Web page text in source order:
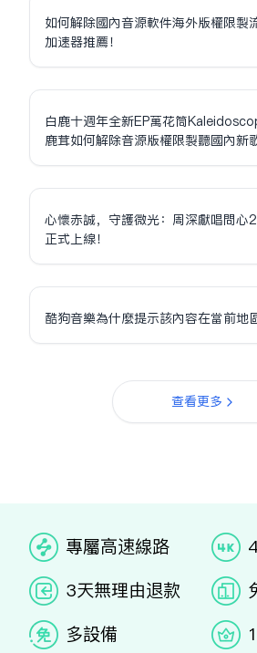
如何解除國內音源軟件海外版權限制
加速器推薦！
白鹿十週年全新EP萬花筒
鹿茸如何解除音源版權限制聽國內新
心懷赤誠，守護微光：周深獻唱問心
正式上線！
酷狗音樂為什麼提示該內容在當前地
查看更多
专属高速线路
3天无理由退款
多设备